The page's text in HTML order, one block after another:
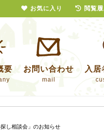
要 お問い合わせ
mail
入居
し相談会」のお知らせ
お気に入り 閲覧